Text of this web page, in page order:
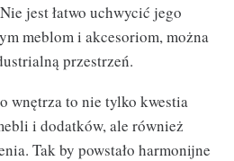
jest łatwo uchwycić jego
meblom i akcesoriom, można
przestrzeń.
wnętrza to nie tylko kwestia
i dodatków, ale również
Tak by powstało harmonijne